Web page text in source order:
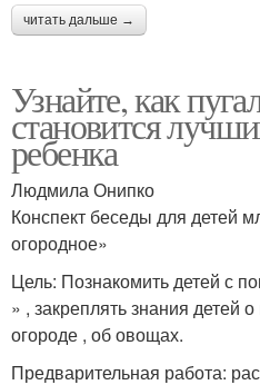
читать дальше →
Узнайте, как
становится
ребенка
Людмила Онипко
Конспект беседы для детей
огородное»
Цель: Познакомить детей с
» , закреплять знания детей
огороде , об овощах.
Предварительная работа: